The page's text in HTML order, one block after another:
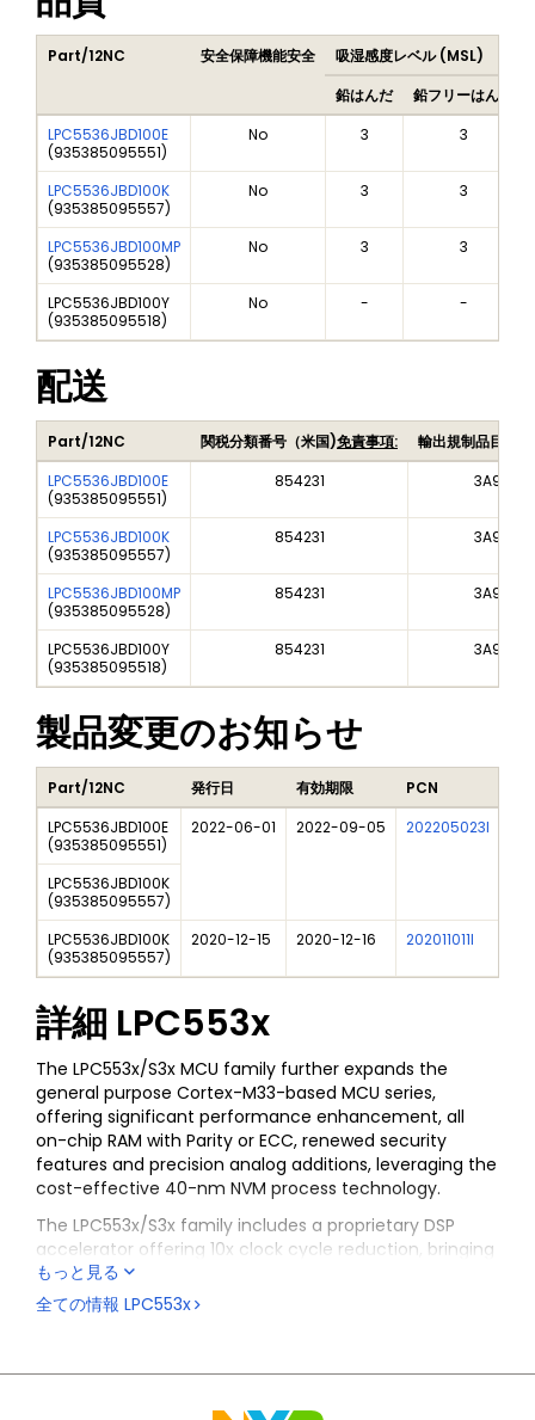
Part/12NC 安全保障機能安全 吸湿感度レベル (MSL)
鉛はんだ
鉛フリーはんだ
LPC5536JBD100E
(935385095551)
No 3 3
LPC5536JBD100K
(935385095557)
No 3 3
LPC5536JBD100MP
(935385095528)
No 3 3
LPC5536JBD100Y
(935385095518)
No - -
配送
Part/12NC 関税分類番号（米国)免責事項:
輸出規制品目番
LPC5536JBD100E
(935385095551)
854231 3A991A2
LPC5536JBD100K
(935385095557)
854231 3A991A2
LPC5536JBD100MP
(935385095528)
854231 3A991A2
LPC5536JBD100Y
(935385095518)
854231 3A991A2
製品変更のお知らせ
Part/12NC 発行日 有効期限 PCN
LPC5536JBD100E
(935385095551)
2022-06-01 2022-09-05 202205023I
LPC5536JBD100K
(935385095557)
LPC5536JBD100K
(935385095557)
2020-12-15 2020-12-16 202011011I
詳細 LPC553x
The LPC553x/S3x MCU family further expands the
general purpose Cortex-M33-based MCU series,
offering significant performance enhancement, all
on-chip RAM with Parity or ECC, renewed security
features and precision analog additions, leveraging the
cost-effective 40-nm NVM process technology.
The LPC553x/S3x family includes a proprietary DSP
accelerator offering 10x clock cycle reduction, bringing
significant signal processing efficiency gains.
もっと見る
全ての情報 LPC553x